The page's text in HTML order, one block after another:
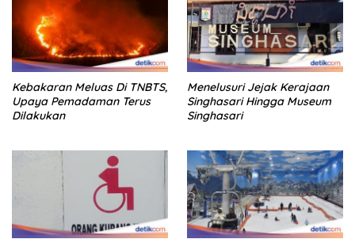
Kebakaran Meluas Di TNBTS,
Upaya Pemadaman Terus
Dilakukan
Menelusuri Jejak Kerajaan
Singhasari Hingga Museum
Singhasari